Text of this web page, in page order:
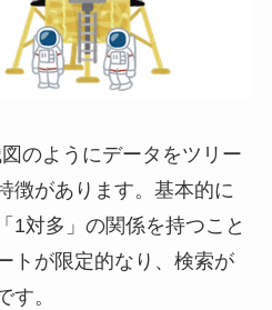
のようにデータをツリー
徴があります。基本的に
1対多」の関係を持つこと
トが限定的なり、検索が
す。